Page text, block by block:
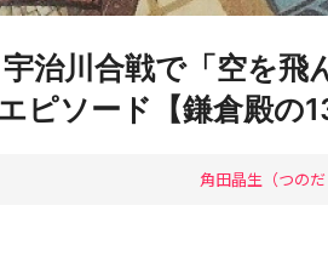
治川合戦で「空を飛
ピソード【鎌倉殿の
角田晶生（つのだ